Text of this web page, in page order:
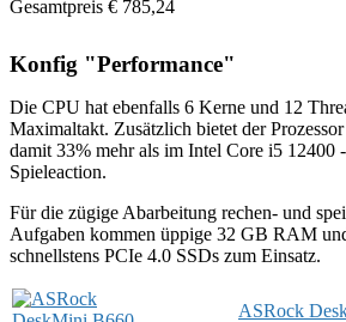
Gesamtpreis € 785,24
Konfig "Performance"
Die CPU hat ebenfalls 6 Kerne und 12
Maximaltakt. Zusätzlich bietet der
damit 33% mehr als im Intel Core i5 12400
Spieleaction.
Für die zügige Abarbeitung rechen- und
Aufgaben kommen üppige 32 GB RAM
schnellstens PCIe 4.0 SSDs zum Einsatz.
ASRock